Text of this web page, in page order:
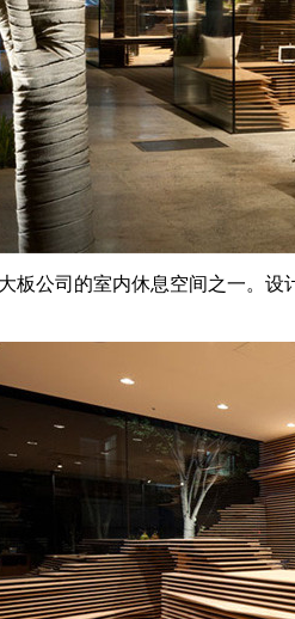
板公司的室内休息空间之一